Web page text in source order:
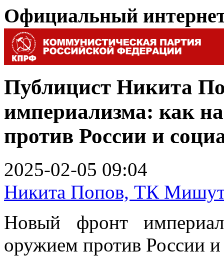
Официальный
Публицист Никита
империализма: как
против России и
2025-02-05 09:04
Никита Попов, ТК
Новый фронт
оружием против России